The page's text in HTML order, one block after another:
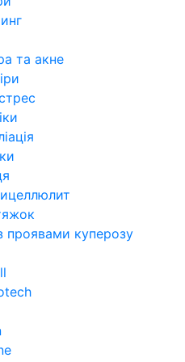
та акне
проявами куперозу